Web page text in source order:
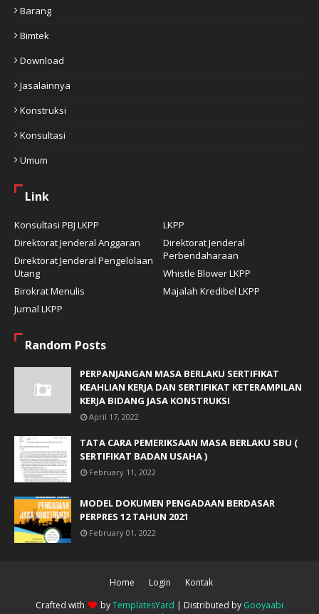
Barang
Bimtek
Download
Jasalainnya
Konstruksi
Konsultasi
Umum
Link
Konsultasi PBJ LKPP
LKPP
Direktorat Jenderal Anggaran
Direktorat Jenderal
Perbendaharaan
Direktorat Jenderal Pengelolaan
Utang
Whistle Blower LKPP
Birokrat Menulis
Majalah Kredibel LKPP
Jurnal LKPP
Random Posts
PERPANJANGAN MASA BERLAKU SERTIFIKAT
KEAHLIAN KERJA DAN SERTIFIKAT KETERAMPILAN
KERJA BIDANG JASA KONSTRUKSI
April 17, 2022
TATA CARA PEMERIKSAAN MASA BERLAKU SBU (
SERTIFIKAT BADAN USAHA )
February 11, 2022
MODEL DOKUMEN PENGADAAN BERDASAR
PERPRES 12 TAHUN 2021
February 01, 2022
Home Login
Kontak
Crafted with
byTemplatesYard | Distributed by Gooyaabi